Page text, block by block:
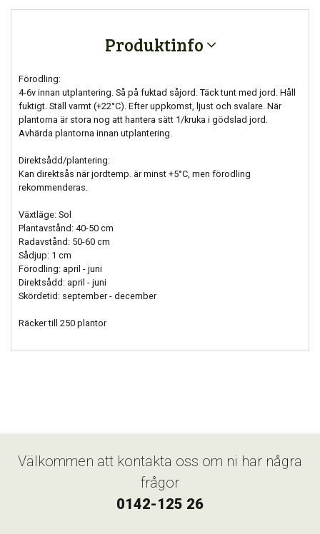
Produktinfo
Förodling:
4-6v innan utplantering. Så på fuktad såjord. Täck tunt med jord. Håll
fuktigt. Ställ varmt (+22°C). Efter uppkomst, ljust och svalare. När
plantorna är stora nog att hantera sätt 1/kruka i gödslad jord.
Avhärda plantorna innan utplantering.
Direktsådd/plantering:
Kan direktsås när jordtemp. är minst +5°C, men förodling
rekommenderas.
Växtläge: Sol
Plantavstånd: 40-50 cm
Radavstånd: 50-60 cm
Sådjup: 1 cm
Förodling: april - juni
Direktsådd: april - juni
Skördetid: september - december
Räcker till 250 plantor
Välkommen att kontakta oss om ni har några
frågor
0142-125 26